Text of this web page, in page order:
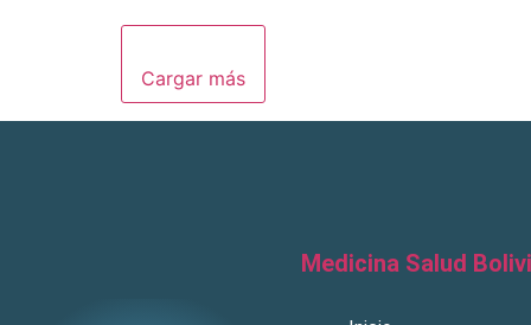
Cargar más
Medicina Salud